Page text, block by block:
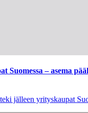
– asema
jälleen yrityskaupat